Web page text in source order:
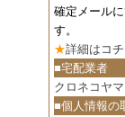
確定メール
す。
★詳細は コ
■宅配業者
クロネコヤ
■個人情報の